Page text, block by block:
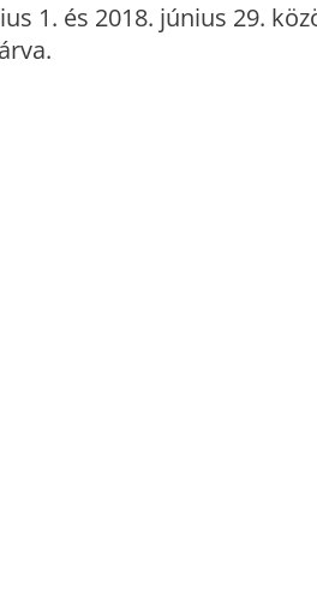
1. és 2018. június 29.